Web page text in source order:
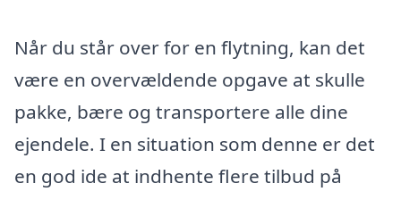
Når du står over for en flytning, kan det
være en overvældende opgave at skulle
pakke, bære og transportere alle dine
ejendele. I en situation som denne er det
en god ide at indhente flere tilbud på